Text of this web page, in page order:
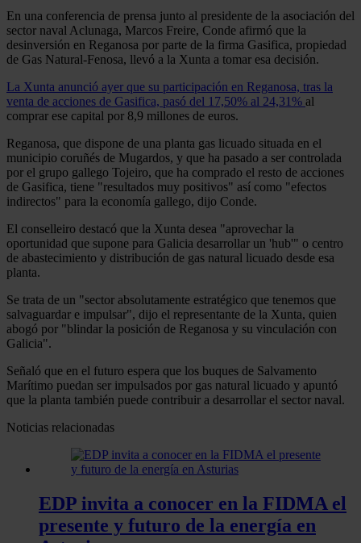
En una conferencia de prensa junto al presidente de la asociación del
sector naval Aclunaga, Marcos Freire, Conde afirmó que la
desinversión en Reganosa por parte de la firma Gasifica, propiedad
de Gas Natural-Fenosa, llevó a la Xunta a tomar esa decisión.
La Xunta anunció ayer que su participación en Reganosa, tras la
venta de acciones de Gasifica, pasó del 17,50% al 24,31% al
comprar ese capital por 8,9 millones de euros.
Reganosa, que dispone de una planta gas licuado situada en el
municipio coruñés de Mugardos, y que ha pasado a ser controlada
por el grupo gallego Tojeiro, que ha comprado el resto de acciones
de Gasifica, tiene "resultados muy positivos" así como "efectos
indirectos" para la economía gallego, dijo Conde.
El conselleiro destacó que la Xunta desea "aprovechar la
oportunidad que supone para Galicia desarrollar un 'hub'" o centro
de abastecimiento y distribución de gas natural licuado desde esa
planta.
Se trata de un "sector absolutamente estratégico que tenemos que
salvaguardar e impulsar", dijo el representante de la Xunta, quien
abogó por "blindar la posición de Reganosa y su vinculación con
Galicia".
Señaló que en el futuro espera que los buques de Salvamento
Marítimo puedan ser impulsados por gas natural licuado y apuntó
que la planta también puede contribuir a desarrollar el sector naval.
Noticias relacionadas
EDP invita a conocer en la FIDMA el
presente y futuro de la energía en